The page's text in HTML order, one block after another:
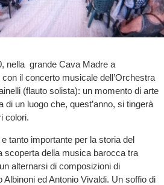
nella grande Cava Madre a
il concerto musicale dell’Orchestra
(flauto solista): un momento di arte
di un luogo che, quest’anno, si tingerà
colori.
tanto importante per la storia del
scoperta della musica barocca tra
alternarsi di composizioni di
Albinoni ed Antonio Vivaldi. Un soffio di